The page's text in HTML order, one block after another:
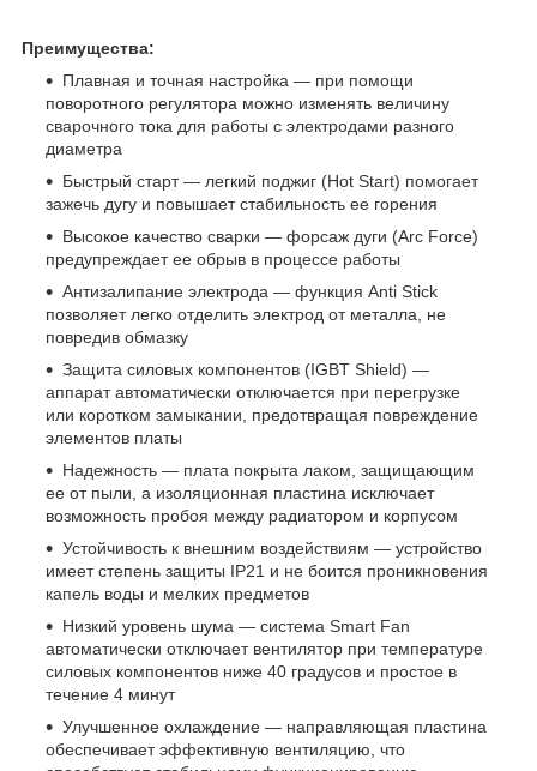
Преимущества:
Плавная и точная настройка — при помощи
поворотного регулятора можно изменять величину
сварочного тока для работы с электродами разного
диаметра
Быстрый старт — легкий поджиг (Hot Start) помогает
зажечь дугу и повышает стабильность ее горения
Высокое качество сварки — форсаж дуги (Arc Force)
предупреждает ее обрыв в процессе работы
Антизалипание электрода — функция Anti Stick
позволяет легко отделить электрод от металла, не
повредив обмазку
Защита силовых компонентов (IGBT Shield) —
аппарат автоматически отключается при перегрузке
или коротком замыкании, предотвращая повреждение
элементов платы
Надежность — плата покрыта лаком, защищающим
ее от пыли, а изоляционная пластина исключает
возможность пробоя между радиатором и корпусом
Устойчивость к внешним воздействиям — устройство
имеет степень защиты IP21 и не боится проникновения
капель воды и мелких предметов
Низкий уровень шума — система Smart Fan
автоматически отключает вентилятор при температуре
силовых компонентов ниже 40 градусов и простое в
течение 4 минут
Улучшенное охлаждение — направляющая пластина
обеспечивает эффективную вентиляцию, что